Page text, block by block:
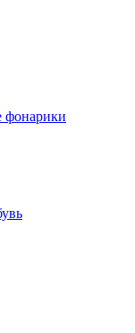
фонарики